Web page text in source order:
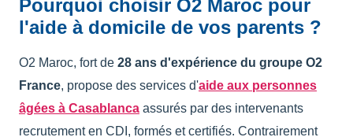
Pourquoi choisir O2 Maroc pour
l'aide à domicile de vos parents ?
O2 Maroc, fort de 28 ans d'expérience du groupe O2
France, propose des services d'aide aux personnes
âgées à Casablanca assurés par des intervenants
recrutement en CDI, formés et certifiés. Contrairement